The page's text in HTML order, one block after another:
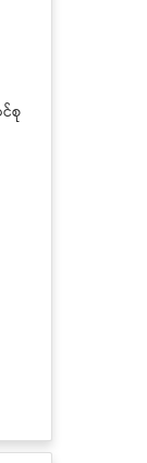
စု